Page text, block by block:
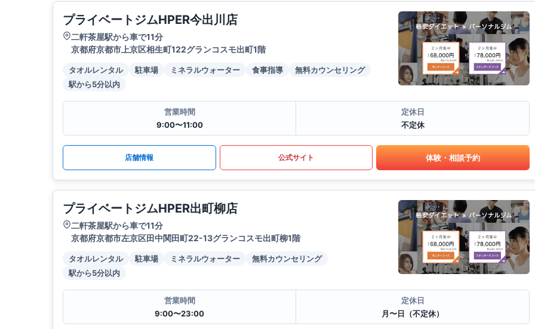
プライベートジムHPER今出川店
二軒茶屋駅から車で11分
京都府京都市上京区相生町122グランコスモ出町1階
タオルレンタル 駐車場 ミネラルウォーター 食事指導
無料カウンセリング
駅から5分以内
営業時間
9:00〜11:00
定休日
不定休
店舗情報 公式サイト 体験・相談予約
プライベートジムHPER出町柳店
二軒茶屋駅から車で11分
京都府京都市左京区田中関田町22-13グランコスモ出町柳1階
タオルレンタル 駐車場 ミネラルウォーター
無料カウンセリング
駅から5分以内
営業時間
9:00〜23:00
定休日
月〜日（不定休）